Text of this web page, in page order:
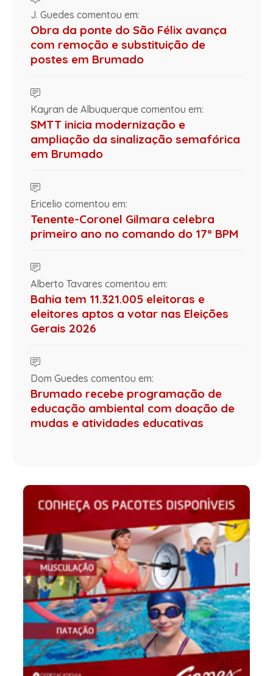
J. Guedes comentou em:
Obra da ponte do São Félix avança
com remoção e substituição de
postes em Brumado
Kayran de Albuquerque comentou em:
SMTT inicia modernização e
ampliação da sinalização semafórica
em Brumado
Ericelio comentou em:
Tenente-Coronel Gilmara celebra
primeiro ano no comando do 17º BPM
Alberto Tavares comentou em:
Bahia tem 11.321.005 eleitoras e
eleitores aptos a votar nas Eleições
Gerais 2026
Dom Guedes comentou em:
Brumado recebe programação de
educação ambiental com doação de
mudas e atividades educativas